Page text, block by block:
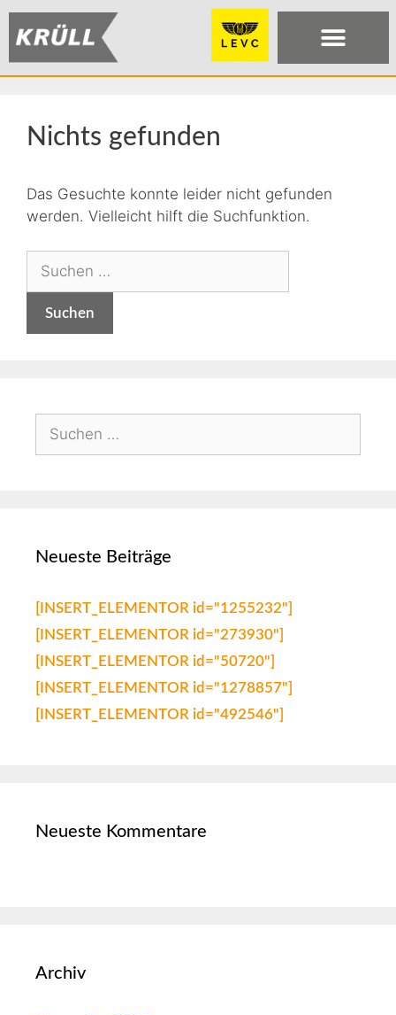
Nichts gefunden
Das Gesuchte konnte leider nicht gefunden
werden. Vielleicht hilft die Suchfunktion.
Neueste Beiträge
[INSERT_ELEMENTOR id="1255232"]
[INSERT_ELEMENTOR id="273930"]
[INSERT_ELEMENTOR id="50720"]
[INSERT_ELEMENTOR id="1278857"]
[INSERT_ELEMENTOR id="492546"]
Neueste Kommentare
Archiv